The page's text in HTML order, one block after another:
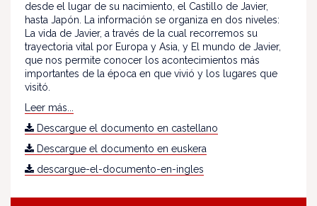
desde el lugar de su nacimiento, el Castillo de Javier,
hasta Japón. La información se organiza en dos niveles:
La vida de Javier, a través de la cual recorremos su
trayectoria vital por Europa y Asia, y El mundo de Javier,
que nos permite conocer los acontecimientos más
importantes de la época en que vivió y los lugares que
visitó.
Leer más...
Descargue el documento en castellano
Descargue el documento en euskera
descargue-el-documento-en-ingles